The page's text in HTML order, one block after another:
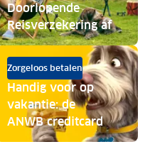
Doorlopende
Reisverzekering af
Zorgeloos betalen
Handig voor op
vakantie: de
ANWB creditcard